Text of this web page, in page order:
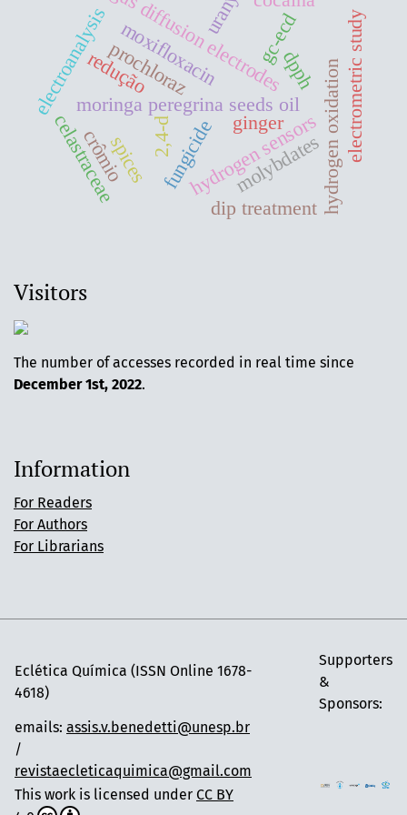
moringa peregrina seeds oil
prochloraz
hydrogen sensors
gas diffusion electrodes
hydrogen oxidation
ginger
fungicide
spices
dip treatment
gc-ecd
moxifloxacin
electroanalysis
molybdates
electrometric study
2,4-d
crômio
redução
celastraceae
dpph
Visitors
The number of accesses recorded in real time since
December 1st, 2022.
Information
For Readers
For Authors
For Librarians
Eclética Química (ISSN Online 1678-
4618)
Supporters
&
Sponsors:
emails: assis.v.benedetti@unesp.br
/
revistaecleticaquimica@gmail.com
This work is licensed under CC BY